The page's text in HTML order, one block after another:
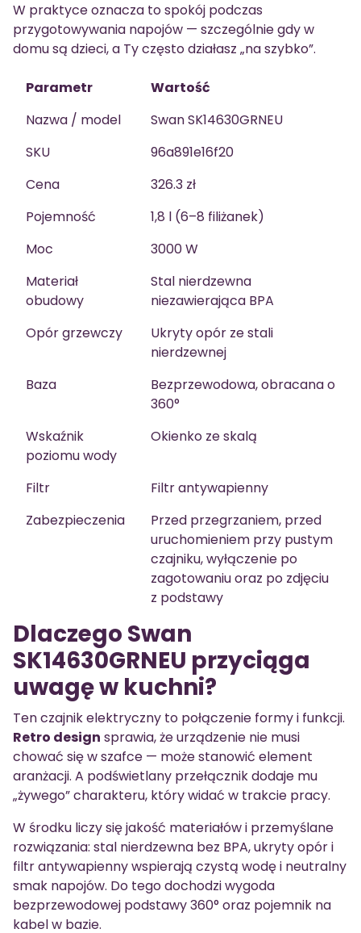
W praktyce oznacza to spokój podczas
przygotowywania napojów — szczególnie gdy w
domu są dzieci, a Ty często działasz „na szybko”.
Parametr
Wartość
Nazwa / model
Swan SK14630GRNEU
SKU
96a891e16f20
Cena
326.3 zł
Pojemność
1,8 l (6–8 filiżanek)
Moc
3000 W
Materiał
obudowy
Stal nierdzewna
niezawierająca BPA
Opór grzewczy
Ukryty opór ze stali
nierdzewnej
Baza
Bezprzewodowa, obracana o
360°
Wskaźnik
poziomu wody
Okienko ze skalą
Filtr
Filtr antywapienny
Zabezpieczenia
Przed przegrzaniem, przed
uruchomieniem przy pustym
czajniku, wyłączenie po
zagotowaniu oraz po zdjęciu
z podstawy
Dlaczego Swan
SK14630GRNEU przyciąga
uwagę w kuchni?
Ten czajnik elektryczny to połączenie formy i funkcji.
Retro design sprawia, że urządzenie nie musi
chować się w szafce — może stanowić element
aranżacji. A podświetlany przełącznik dodaje mu
„żywego” charakteru, który widać w trakcie pracy.
W środku liczy się jakość materiałów i przemyślane
rozwiązania: stal nierdzewna bez BPA, ukryty opór i
filtr antywapienny wspierają czystą wodę i neutralny
smak napojów. Do tego dochodzi wygoda
bezprzewodowej podstawy 360° oraz pojemnik na
kabel w bazie.